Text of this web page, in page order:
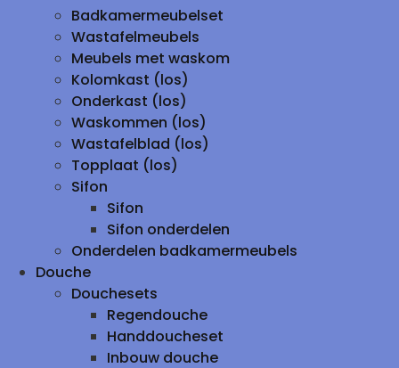
Badkamermeubelset
Wastafelmeubels
Meubels met waskom
Kolomkast (los)
Onderkast (los)
Waskommen (los)
Wastafelblad (los)
Topplaat (los)
Sifon
Sifon
Sifon onderdelen
Onderdelen badkamermeubels
Douche
Douchesets
Regendouche
Handdoucheset
Inbouw douche